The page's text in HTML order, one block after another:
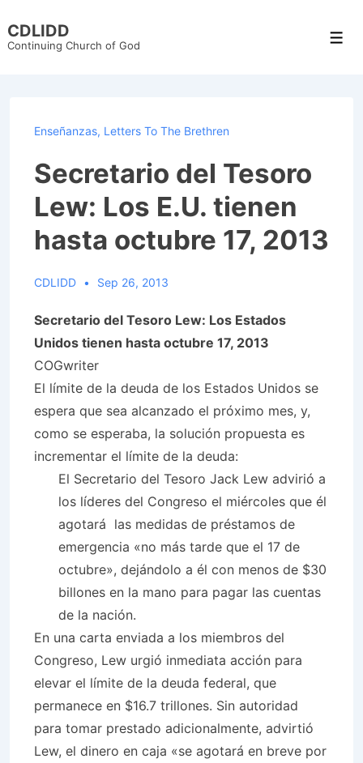
Skip
CDLIDD
Continuing Church of God
Enseñanzas, Letters To The Brethren
Secretario del Tesoro
Lew: Los E.U. tienen
hasta octubre 17, 2013
CDLIDD Sep 26, 2013
Secretario del Tesoro Lew: Los Estados
Unidos tienen hasta octubre 17, 2013
COGwriter
El límite de la deuda de los Estados Unidos se
espera que sea alcanzado el próximo mes, y,
como se esperaba, la solución propuesta es
incrementar el límite de la deuda:
El Secretario del Tesoro Jack Lew advirió a
los líderes del Congreso el miércoles que él
agotará las medidas de préstamos de
emergencia «no más tarde que el 17 de
octubre», dejándolo a él con menos de $30
billones en la mano para pagar las cuentas
de la nación.
En una carta enviada a los miembros del
Congreso, Lew urgió inmediata acción para
elevar el límite de la deuda federal, que
permanece en $16.7 trillones. Sin autoridad
para tomar prestado adicionalmente, advirtió
Lew, el dinero en caja «se agotará en breve por